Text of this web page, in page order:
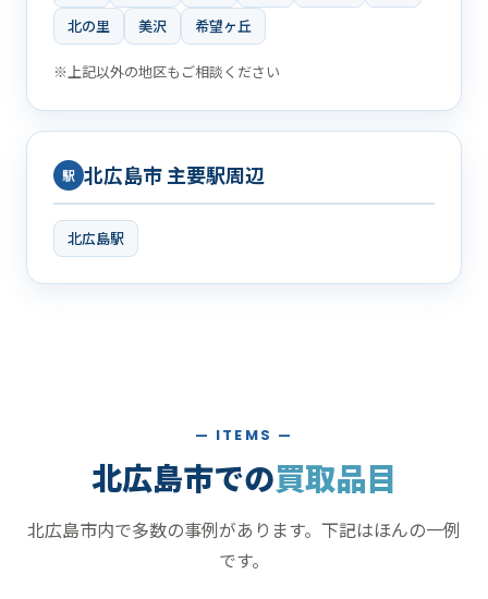
北の里
美沢 希望ヶ丘
※上記以外の地区もご相談ください
駅 北広島市 主要駅周辺
北広島駅
— ITEMS —
北広島市での買取品目
北広島市内で多数の事例があります。下記はほんの一例
です。